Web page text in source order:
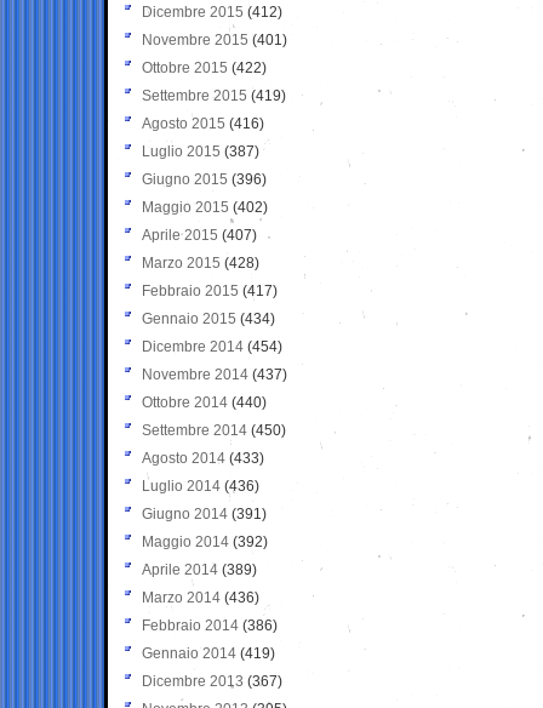
Dicembre 2015 (412)
Novembre 2015 (401)
Ottobre 2015 (422)
Settembre 2015 (419)
Agosto 2015 (416)
Luglio 2015 (387)
Giugno 2015 (396)
Maggio 2015 (402)
Aprile 2015 (407)
Marzo 2015 (428)
Febbraio 2015 (417)
Gennaio 2015 (434)
Dicembre 2014 (454)
Novembre 2014 (437)
Ottobre 2014 (440)
Settembre 2014 (450)
Agosto 2014 (433)
Luglio 2014 (436)
Giugno 2014 (391)
Maggio 2014 (392)
Aprile 2014 (389)
Marzo 2014 (436)
Febbraio 2014 (386)
Gennaio 2014 (419)
Dicembre 2013 (367)